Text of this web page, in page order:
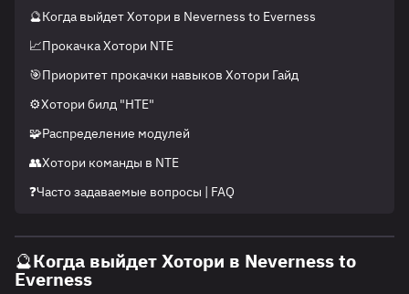
🔮Когда выйдет Хотори в Neverness to Everness
📈Прокачка Хотори NTE
🎯Приоритет прокачки навыков Хотори Гайд
⚙️Хотори билд "НТЕ"
🧩Распределение модулей
👥Хотори команды в NTE
❓Часто задаваемые вопросы | FAQ
🔮Когда выйдет Хотори в Neverness to
Everness